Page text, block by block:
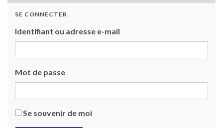
SE CONNECTER
Identifiant ou adresse e-mail
Mot de passe
Se souvenir de moi